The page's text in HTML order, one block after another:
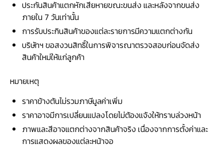
ประกันสินค้าแตกหักเสียหายขณะขนส่ง และหลังจากขนส่ง
ภายใน 7 วันเท่านั้น
การรับประกินสินค้าของแต่ละรายการมีความแตกต่างกัน
บริษัทฯ ขอสงวนสิทธิ์ในการพิจารณาตรวจสอบก่อนจัดส่ง
สินค้าใหม่ให้แก่ลูกค้า
หมายเหตุ
ราคาข้างต้นไม่รวมภาษีมูลค่าเพิ่ม
ราคาอาจมีการเปลี่ยนแปลงโดยไม่ต้องแจ้งให้ทราบล่วงหน้า
ภาพและสีอาจแตกต่างจากสินค้าจริง เนื่องจากการตั้งค่าและ
การแสดงผลของแต่ละหน้าจอ